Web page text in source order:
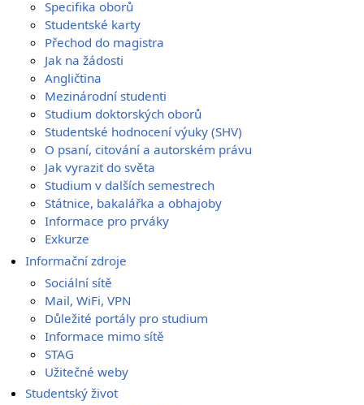
Specifika oborů
Studentské karty
Přechod do magistra
Jak na žádosti
Angličtina
Mezinárodní studenti
Studium doktorských oborů
Studentské hodnocení výuky (SHV)
O psaní, citování a autorském právu
Jak vyrazit do světa
Studium v dalších semestrech
Státnice, bakalářka a obhajoby
Informace pro prváky
Exkurze
Informační zdroje
Sociální sítě
Mail, WiFi, VPN
Důležité portály pro studium
Informace mimo sítě
STAG
Užitečné weby
Studentský život